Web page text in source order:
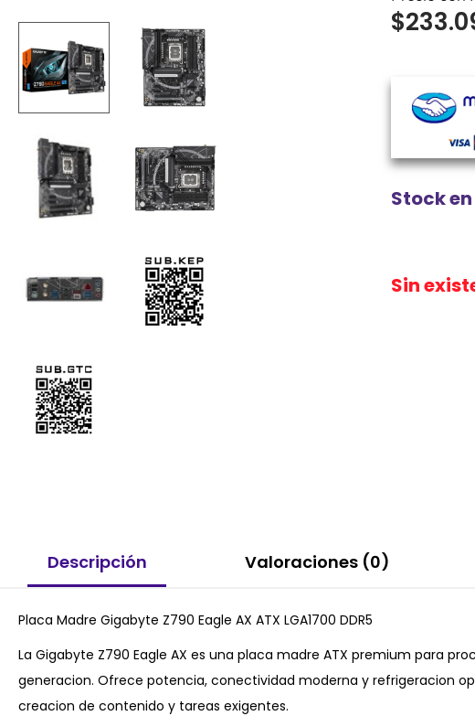
$
Stock
Sin
Descripción Valoraciones (0)
Placa Madre Gigabyte Z790 Eagle AX ATX LGA1700 DDR5
La Gigabyte Z790 Eagle AX es una placa madre ATX premium para
generacion. Ofrece potencia, conectividad moderna y refrigeracion
creacion de contenido y tareas exigentes.